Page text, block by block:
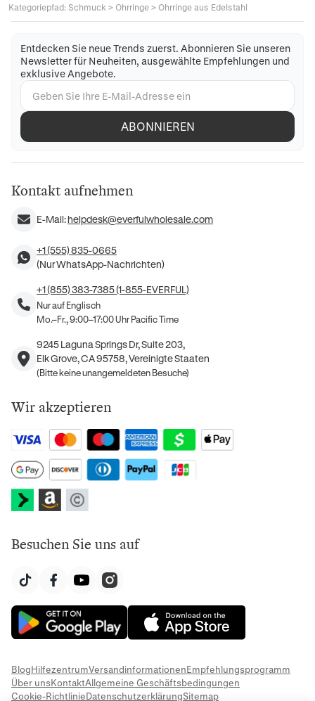
Kategoriepfad: Schmuck > Ohrringe > Ohrringe aus Edelstahl
Entdecken Sie neue Trends zuerst. Abonnieren Sie unseren
Newsletter für Neuheiten, ausgewählte Empfehlungen und
exklusive Angebote.
ABONNIEREN
Kontakt aufnehmen
E-Mail:helpdesk@everfulwholesale.com
+1 (555) 835-0665
(Nur WhatsApp-Nachrichten)
+1 (855) 383-7385 (1-855-EVERFUL)
Nur auf Englisch
Mo.–Fr., 9:00–17:00 Uhr Pacific Time
9245 Laguna Springs Dr, Suite 203,
Elk Grove, CA 95758, Vereinigte Staaten
(Bitte keine unangemeldeten Besuche)
Wir akzeptieren
Besuchen Sie uns auf
BlogHilfezentrumVersandinformationenEmpfehlungsprogramm
Über unsKontaktAllgemeine Geschäftsbedingungen
Cookie-RichtlinieDatenschutzerklärungSitemap